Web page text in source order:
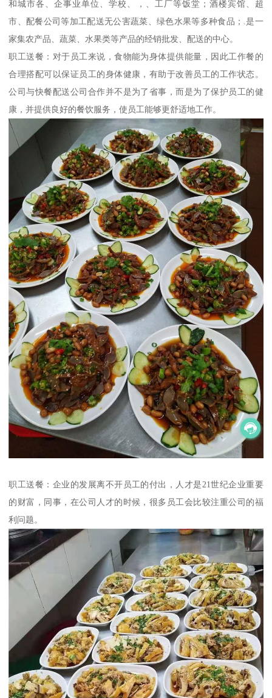
和城市各、企事业单位、学校、，、工厂等饭堂；酒楼宾馆、超
市、配餐公司等加工配送无公害蔬菜、绿色水果等多种食品；.是一
家集农产品、蔬菜、水果类等产品的经销批发、配送的中心。
职工送餐：对于员工来说，食物能为身体提供能量，因此工作餐的
合理搭配可以保证员工的身体健康，有助于改善员工的工作状态。
公司与快餐配送公司合作并不是为了省事，而是为了保护员工的健
康，并提供良好的餐饮服务，使员工能够更舒适地工作。
职工送餐：企业的发展离不开员工的付出，人才是21世纪企业重要
的财富，同事，在公司人才的时候，很多员工会比较注重公司的福
利问题。